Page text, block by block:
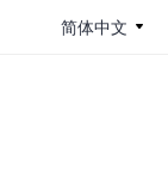
简体中文